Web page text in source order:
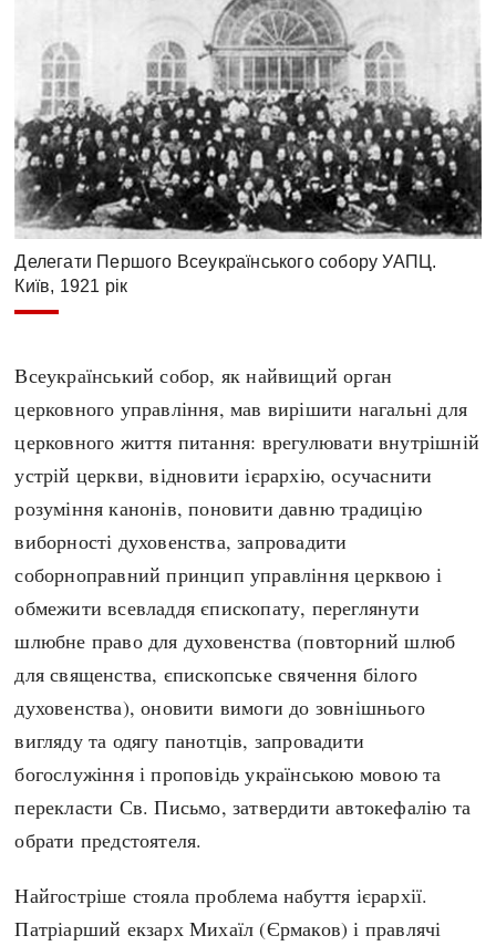
Делегати Першого Всеукраїнського собору УАПЦ.
Київ, 1921 рік
Всеукраїнський собор, як найвищий орган
церковного управління, мав вирішити нагальні для
церковного життя питання: врегулювати внутрішній
устрій церкви, відновити ієрархію, осучаснити
розуміння канонів, поновити давню традицію
виборності духовенства, запровадити
соборноправний принцип управління церквою і
обмежити всевладдя єпископату, переглянути
шлюбне право для духовенства (повторний шлюб
для священства, єпископське свячення білого
духовенства), оновити вимоги до зовнішнього
вигляду та одягу панотців, запровадити
богослужіння і проповідь українською мовою та
перекласти Св. Письмо, затвердити автокефалію та
обрати предстоятеля.
Найгостріше стояла проблема набуття ієрархії.
Патріарший екзарх Михаїл (Єрмаков) і правлячі